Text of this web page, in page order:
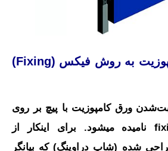
جرای نمای کامپوزیت به روش فیکس (Fixing)
ورق کامپوزیت با پیچ بر روی
زیرسازی فلزی fixing نامیده میشود. برای اینکار از
شده (شاپ دراوینگ) که بیانگر